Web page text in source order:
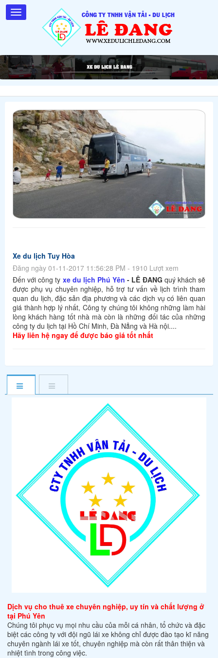
Xe du lịch Tuy Hòa
Đăng ngày 01-11-2017 11:56:28 PM - 1910 Lượt xem
Đến với công ty xe du lịch Phú Yên - LÊ ĐANG quý khách sẽ
được phụ vụ chuyên nghiệp, hỗ trợ tư vấn về lịch trình tham
quan du lịch, đặc sản địa phương và các dịch vụ có liên quan
giá thành hợp lý nhất, Công ty chúng tôi không những làm hài
lòng khách hàng tốt nhà mà còn là những đối tác của những
công ty du lịch tại Hồ Chí Minh, Đà Nẳng và Hà nội....
Hãy liên hệ ngay để được báo giá tốt nhất
Dịch vụ cho thuê xe chuyên nghiệp, uy tín và chất lượng ở
tại Phú Yên
Chúng tôi phục vụ mọi nhu cầu của mỗi cá nhân, tổ chức và đặc
biệt các công ty với đội ngũ lái xe không chỉ được đào tạo kĩ năng
chuyên ngành lái xe tốt, chuyên nghiệp mà còn rất thân thiện và
nhiệt tình trong công việc.